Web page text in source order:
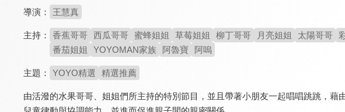
導演： 王慧真
主持： 香蕉哥哥 西瓜哥哥 蜜蜂姐姐 草莓姐姐 柳丁哥哥 月亮姐姐 太陽哥哥
番茄姐姐
YOYOMAN家族 阿魯寶 阿嗚
主題： YOYO精選 精選推薦
由活潑的水果哥哥、姐姐們所主持的特別節目，並且帶著小朋友一起唱唱跳跳，